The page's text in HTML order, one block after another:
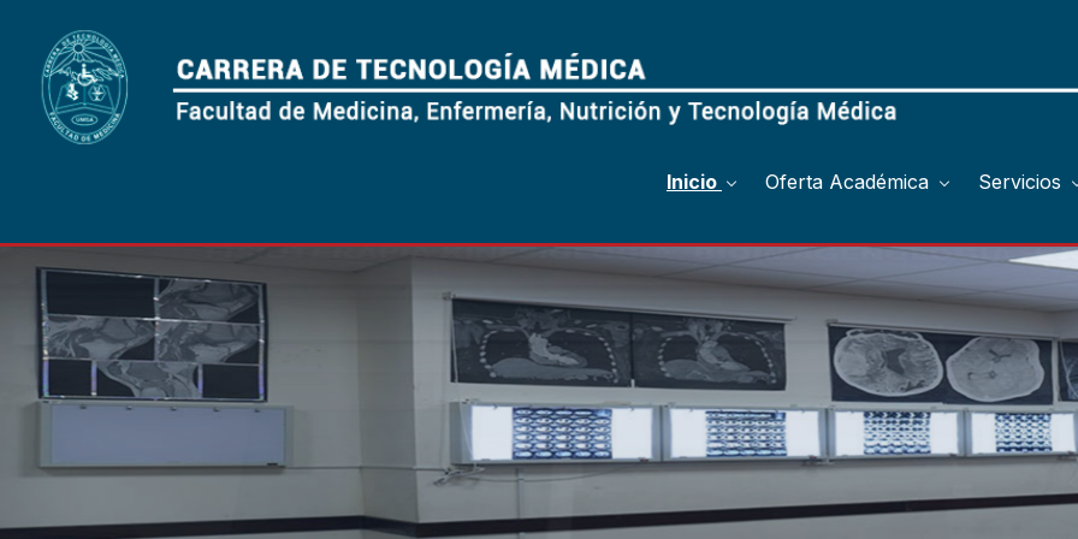
Inicio Oferta Académica Servicios